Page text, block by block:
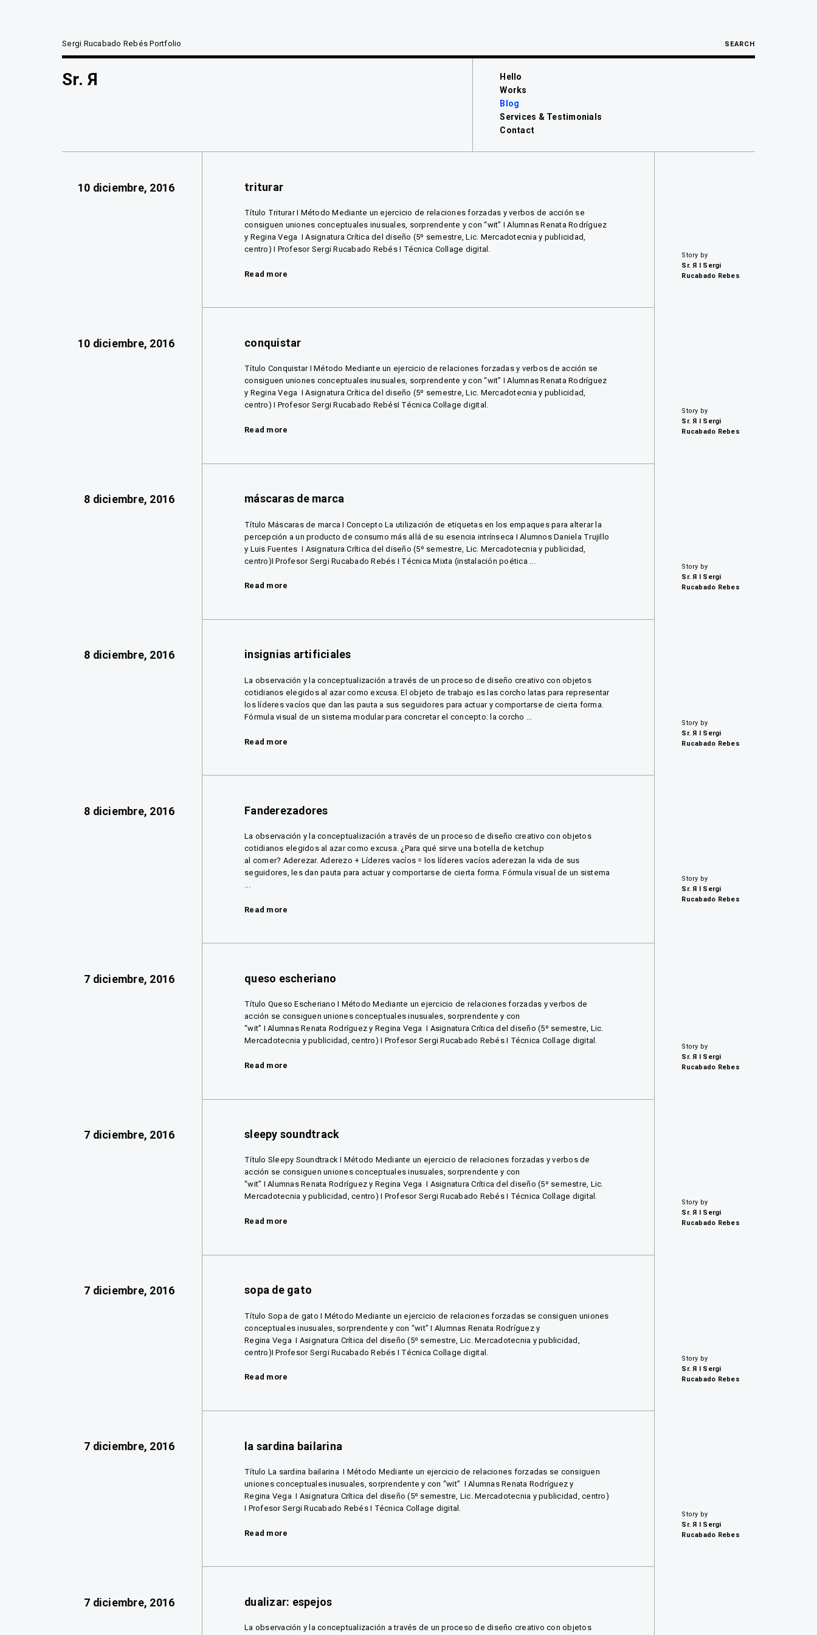
Sergi Rucabado Rebés Portfolio SEARCH
Sr. Я
Hello
Works
Blog
Services & Testimonials
Contact
10 diciembre, 2016 triturar
Título Triturar I Método Mediante un ejercicio de relaciones forzadas y verbos de acción se
consiguen uniones conceptuales inusuales, sorprendente y con “wit” I Alumnas Renata Rodríguez
y Regina Vega I Asignatura Crítica del diseño (5º semestre, Lic. Mercadotecnia y publicidad,
centro) I Profesor Sergi Rucabado Rebés I Técnica Collage digital.
Read more
Story by
Sr. Я I Sergi
Rucabado Rebes
10 diciembre, 2016 conquistar
Título Conquistar I Método Mediante un ejercicio de relaciones forzadas y verbos de acción se
consiguen uniones conceptuales inusuales, sorprendente y con “wit” I Alumnas Renata Rodríguez
y Regina Vega I Asignatura Crítica del diseño (5º semestre, Lic. Mercadotecnia y publicidad,
centro) I Profesor Sergi Rucabado RebésI Técnica Collage digital.
Read more
Story by
Sr. Я I Sergi
Rucabado Rebes
8 diciembre, 2016 máscaras de marca
Título Máscaras de marca I Concepto La utilización de etiquetas en los empaques para alterar la
percepción a un producto de consumo más allá de su esencia intrínseca I Alumnos Daniela Trujillo
y Luis Fuentes I Asignatura Crítica del diseño (5º semestre, Lic. Mercadotecnia y publicidad,
centro)I Profesor Sergi Rucabado Rebés I Técnica Mixta (instalación poética ...
Read more
Story by
Sr. Я I Sergi
Rucabado Rebes
8 diciembre, 2016 insignias artificiales
La observación y la conceptualización a través de un proceso de diseño creativo con objetos
cotidianos elegidos al azar como excusa. El objeto de trabajo es las corcho latas para representar
los líderes vacíos que dan las pauta a sus seguidores para actuar y comportarse de cierta forma.
Fórmula visual de un sistema modular para concretar el concepto: la corcho ...
Read more
Story by
Sr. Я I Sergi
Rucabado Rebes
8 diciembre, 2016 Fanderezadores
La observación y la conceptualización a través de un proceso de diseño creativo con objetos
cotidianos elegidos al azar como excusa. ¿Para qué sirve una botella de ketchup
al comer? Aderezar. Aderezo + Líderes vacíos = los líderes vacíos aderezan la vida de sus
seguidores, les dan pauta para actuar y comportarse de cierta forma. Fórmula visual de un sistema
Read more
Story by
Sr. Я I Sergi
Rucabado Rebes
7 diciembre, 2016 queso escheriano
Título Queso Escheriano I Método Mediante un ejercicio de relaciones forzadas y verbos de
acción se consiguen uniones conceptuales inusuales, sorprendente y con
“wit” I Alumnas Renata Rodríguez y Regina Vega I Asignatura Crítica del diseño (5º semestre, Lic.
Mercadotecnia y publicidad, centro) I Profesor Sergi Rucabado Rebés I Técnica Collage digital.
Read more
Story by
Sr. Я I Sergi
Rucabado Rebes
7 diciembre, 2016 sleepy soundtrack
Título Sleepy Soundtrack I Método Mediante un ejercicio de relaciones forzadas y verbos de
acción se consiguen uniones conceptuales inusuales, sorprendente y con
“wit” I Alumnas Renata Rodríguez y Regina Vega I Asignatura Crítica del diseño (5º semestre, Lic.
Mercadotecnia y publicidad, centro) I Profesor Sergi Rucabado Rebés I Técnica Collage digital.
Read more
Story by
Sr. Я I Sergi
Rucabado Rebes
7 diciembre, 2016 sopa de gato
Título Sopa de gato I Método Mediante un ejercicio de relaciones forzadas se consiguen uniones
conceptuales inusuales, sorprendente y con “wit” I Alumnas Renata Rodríguez y
Regina Vega I Asignatura Crítica del diseño (5º semestre, Lic. Mercadotecnia y publicidad,
centro)I Profesor Sergi Rucabado Rebés I Técnica Collage digital.
Read more
Story by
Sr. Я I Sergi
Rucabado Rebes
7 diciembre, 2016 la sardina bailarina
Título La sardina bailarina I Método Mediante un ejercicio de relaciones forzadas se consiguen
uniones conceptuales inusuales, sorprendente y con “wit” I Alumnas Renata Rodríguez y
Regina Vega I Asignatura Crítica del diseño (5º semestre, Lic. Mercadotecnia y publicidad, centro)
I Profesor Sergi Rucabado Rebés I Técnica Collage digital.
Read more
Story by
Sr. Я I Sergi
Rucabado Rebes
7 diciembre, 2016 dualizar: espejos
La observación y la conceptualización a través de un proceso de diseño creativo con objetos